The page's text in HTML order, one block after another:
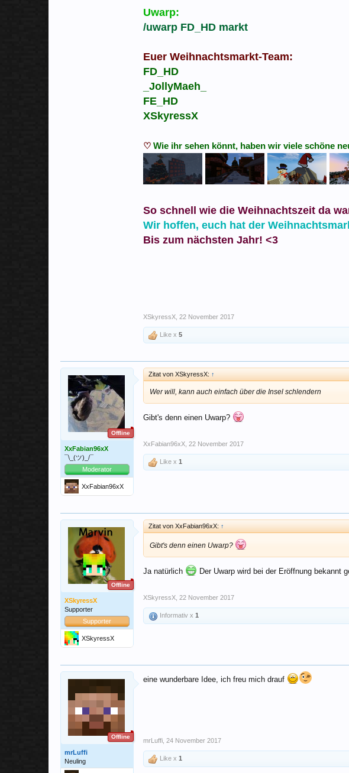
Uwarp:
/uwarp FD_HD markt
Euer Weihnachtsmarkt-Team:
FD_HD
_JollyMaeh_
FE_HD
XSkyressX
♡ Wie ihr sehen könnt, haben wir viele schöne
So schnell wie die Weihnachtszeit da
Wir hoffen, euch hat der
Bis zum nächsten Jahr! <3
XSkyressX 22 November 2017
Like x 5
Offline
XxFabian96xX
¯\_(ツ)_/¯
Moderator
XxFabian96xX
Zitat von XSkyressX: ↑
Wer will, kann auch einfach über die Insel schlendern
Gibt's denn einen Uwarp?
XxFabian96xX 22 November 2017
Like x 1
Offline
XSkyressX
Supporter
Supporter
XSkyressX
Zitat von XxFabian96xX: ↑
Gibt's denn einen Uwarp?
Ja natürlich Der Uwarp wird bei der Eröffnung bekannt
XSkyressX 22 November 2017
Informativ x 1
Offline
mrLuffi
Neuling
eine wunderbare Idee, ich freu mich drauf
mrLuffi 24 November 2017
Like x 1